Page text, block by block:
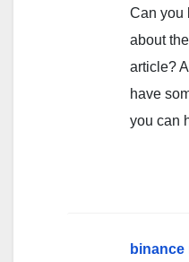
Can you
about
article?
have
you can
binance